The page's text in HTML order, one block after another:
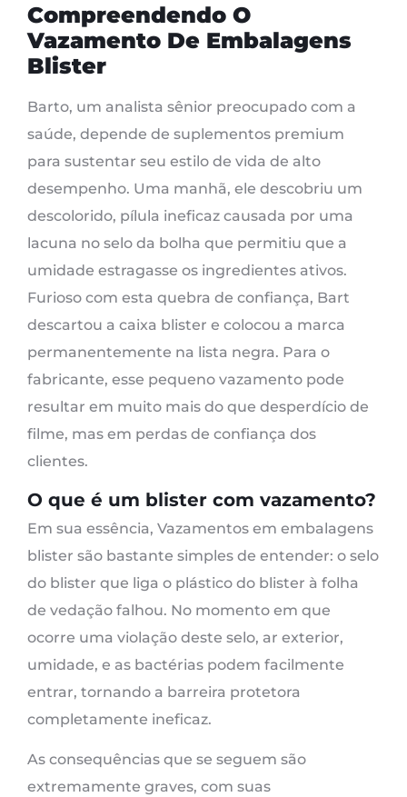
Compreendendo O
Vazamento De Embalagens
Blister
Barto, um analista sênior preocupado com a
saúde, depende de suplementos premium
para sustentar seu estilo de vida de alto
desempenho. Uma manhã, ele descobriu um
descolorido, pílula ineficaz causada por uma
lacuna no selo da bolha que permitiu que a
umidade estragasse os ingredientes ativos.
Furioso com esta quebra de confiança, Bart
descartou a caixa blister e colocou a marca
permanentemente na lista negra. Para o
fabricante, esse pequeno vazamento pode
resultar em muito mais do que desperdício de
filme, mas em perdas de confiança dos
clientes.
O que é um blister com vazamento?
Em sua essência, Vazamentos em embalagens
blister são bastante simples de entender: o selo
do blister que liga o plástico do blister à folha
de vedação falhou. No momento em que
ocorre uma violação deste selo, ar exterior,
umidade, e as bactérias podem facilmente
entrar, tornando a barreira protetora
completamente ineficaz.
As consequências que se seguem são
extremamente graves, com suas